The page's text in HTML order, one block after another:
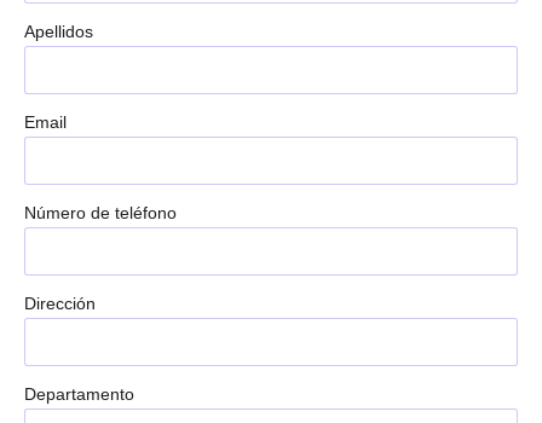
Apellidos
Email
Número de teléfono
Dirección
Departamento